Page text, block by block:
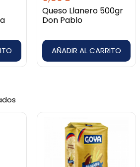
Queso Llanero 500gr
Don Pablo
AÑADIR AL CARRITO